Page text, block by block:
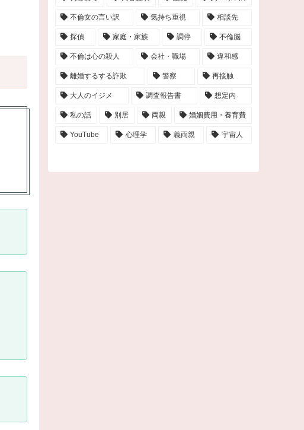
不倫女の言い訳 気持ち重視 相談先
探偵 家庭・家族 調停 不倫脳
不倫は心の殺人 会社・職場 違和感
離婚するする詐欺 警察 再接触
大人のイジメ 調査報告書 想定内
私の話 別居 両親 婚姻費用・養育費
YouTube 心理学 義両親 宇宙人